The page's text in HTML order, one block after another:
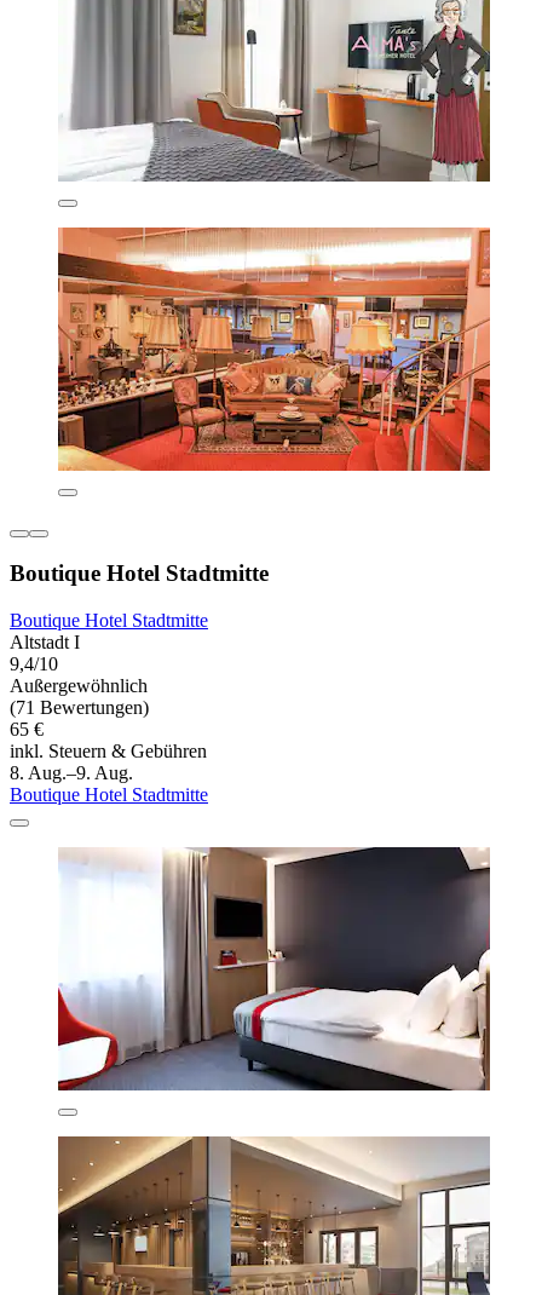
Boutique Hotel Stadtmitte
Boutique Hotel Stadtmitte
Altstadt I
9,4/10
Außergewöhnlich
(71 Bewertungen)
65 €
inkl. Steuern & Gebühren
8. Aug.–9. Aug.
Boutique Hotel Stadtmitte